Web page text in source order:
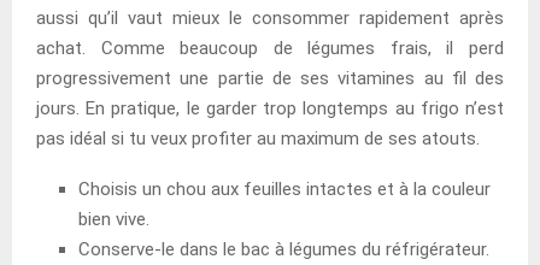
aussi qu’il vaut mieux le consommer rapidement après
achat. Comme beaucoup de légumes frais, il perd
progressivement une partie de ses vitamines au fil des
jours. En pratique, le garder trop longtemps au frigo n’est
pas idéal si tu veux profiter au maximum de ses atouts.
Choisis un chou aux feuilles intactes et à la couleur
bien vive.
Conserve-le dans le bac à légumes du réfrigérateur.